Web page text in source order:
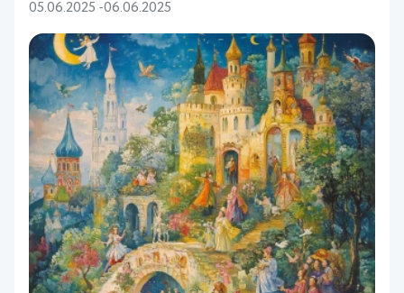
05.06.2025 -06.06.2025